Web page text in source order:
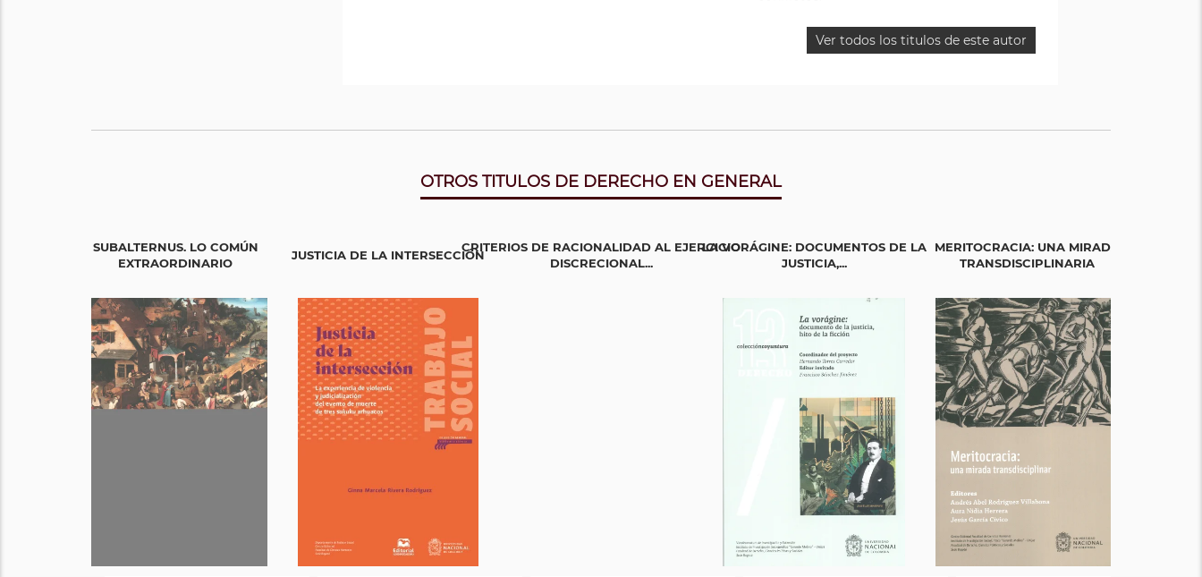
Ver todos los titulos de este autor
OTROS TITULOS DE DERECHO EN GENERAL
SUBALTERNUS. LO COMÚN
EXTRAORDINARIO
JUSTICIA DE LA INTERSECCIÓN
CRITERIOS DE RACIONALIDAD AL EJERCICIO
DISCRECIONAL...
LA VORÁGINE: DOCUMENTOS DE LA
JUSTICIA,...
MERITOCRACIA: UNA MIRADA
TRANSDISCIPLINARIA